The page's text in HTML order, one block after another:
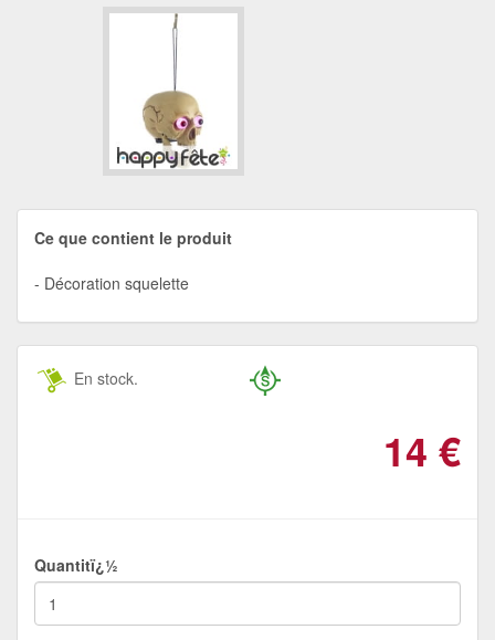
Ce que contient le produit
Décoration squelette
En stock.
14 €
Quantitï¿½